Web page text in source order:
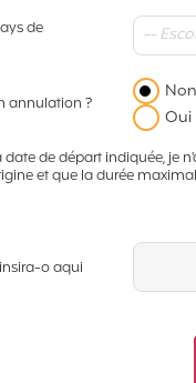
de
--
annulation ?
Non
Oui
de départ indiquée, je
et que la durée
o aqui